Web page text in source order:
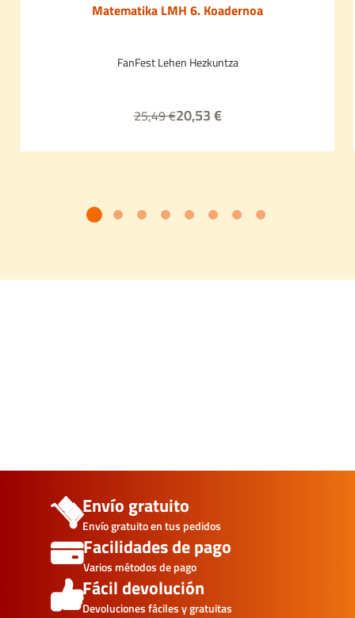
Matematika LMH 6. Koadernoa
FanFest Lehen Hezkuntza
25,49 €20,53 €
Envío gratuito
Envío gratuito en tus pedidos
Facilidades de pago
Varios métodos de pago
Fácil devolución
Devoluciones fáciles y gratuitas